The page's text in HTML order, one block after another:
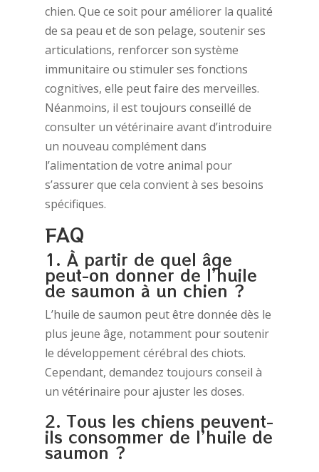
chien. Que ce soit pour améliorer la qualité
de sa peau et de son pelage, soutenir ses
articulations, renforcer son système
immunitaire ou stimuler ses fonctions
cognitives, elle peut faire des merveilles.
Néanmoins, il est toujours conseillé de
consulter un vétérinaire avant d’introduire
un nouveau complément dans
l’alimentation de votre animal pour
s’assurer que cela convient à ses besoins
spécifiques.
FAQ
1. À partir de quel âge
peut-on donner de l’huile
de saumon à un chien ?
L’huile de saumon peut être donnée dès le
plus jeune âge, notamment pour soutenir
le développement cérébral des chiots.
Cependant, demandez toujours conseil à
un vétérinaire pour ajuster les doses.
2. Tous les chiens peuvent-
ils consommer de l’huile de
saumon ?